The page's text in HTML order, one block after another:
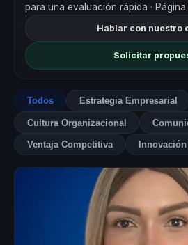
para una evaluación rápida ·
Hablar con nuestro
Solicitar
Todos Estrategia Empresarial
Cultura Organizacional
Ventaja Competitiva Innovación